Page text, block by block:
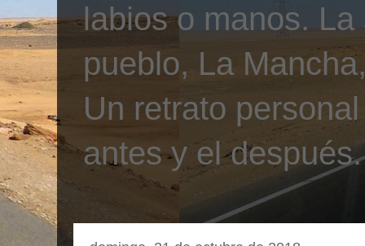
labios o manos.
pueblo, La
Un retrato
antes y el después.